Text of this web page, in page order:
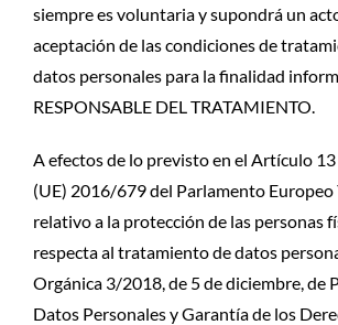
siempre es voluntaria y supondrá un
aceptación de las condiciones de
datos personales para la finalidad
RESPONSABLE DEL TRATAMIENTO.
A efectos de lo previsto en el Artículo
(UE) 2016/679 del Parlamento Europeo
relativo a la protección de las personas
respecta al tratamiento de datos
Orgánica 3/2018, de 5 de diciembre, de
Datos Personales y Garantía de los